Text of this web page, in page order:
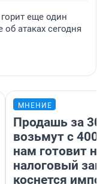
еще один
атаках сегодня
МНЕНИЕ
Продашь за
возьмут с
нам готовит
налоговый
коснется